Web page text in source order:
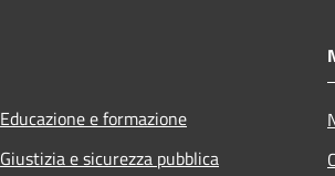
Educazione e formazione
Giustizia e sicurezza pubblica